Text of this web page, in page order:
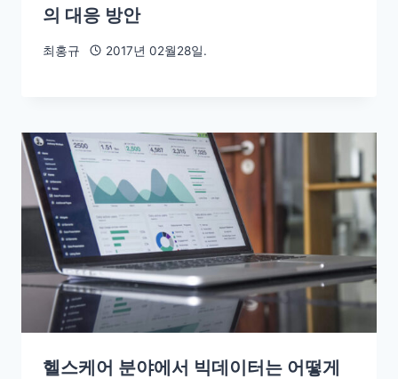
의 대응 방안
최홍규 2017년 02월28일.
헬스케어 분야에서 빅데이터는 어떻게